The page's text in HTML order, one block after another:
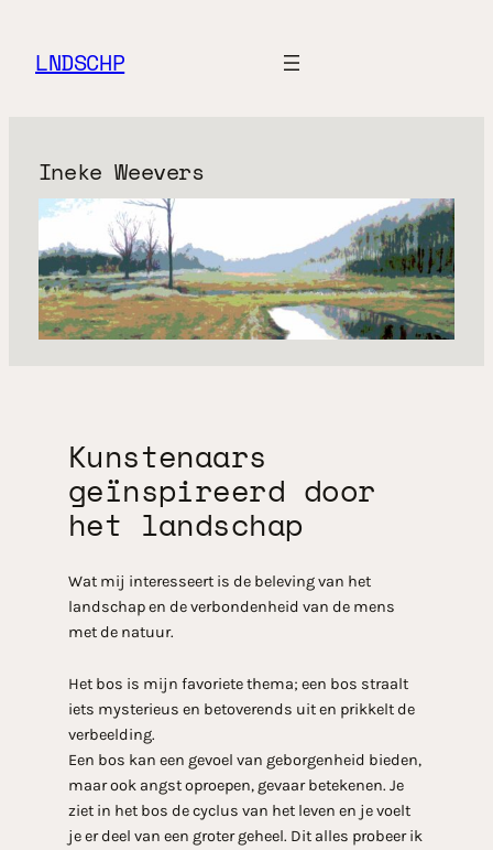
LNDSCHP
Ineke Weevers
Kunstenaars
geïnspireerd door
het landschap
Wat mij interesseert is de beleving van het
landschap en de verbondenheid van de mens
met de natuur.
Het bos is mijn favoriete thema; een bos straalt
iets mysterieus en betoverends uit en prikkelt de
verbeelding.
Een bos kan een gevoel van geborgenheid bieden,
maar ook angst oproepen, gevaar betekenen. Je
ziet in het bos de cyclus van het leven en je voelt
je er deel van een groter geheel. Dit alles probeer ik